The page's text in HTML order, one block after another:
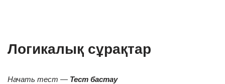
Логикалық сұрақтар
Начать тест — Тест бастау